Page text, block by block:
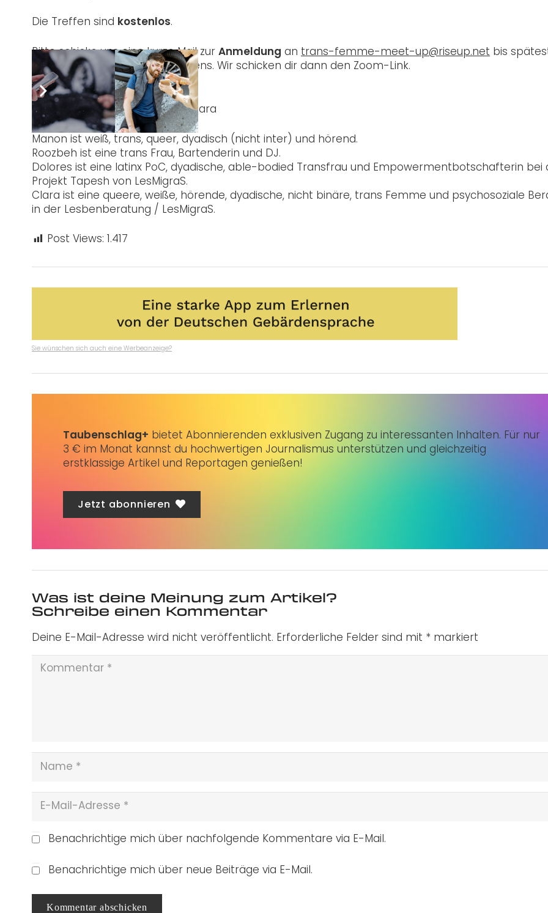
Die Treffen sind kostenlos.
Bitte schicke uns eine kurze Mail zur Anmeldung an trans-femme-meet-up@riseup.net bis
2 Stunden vor Beginn des Treffens. Wir schicken dir dann den Zoom-Link.
Wir freuen uns auf dich!
Manon, Roozbeh, Dolores und Clara
Manon ist weiß, trans, queer, dyadisch (nicht inter) und hörend.
Roozbeh ist eine trans Frau, Bartenderin und DJ.
Dolores ist eine latinx PoC, dyadische, able-bodied Transfrau und Empowermentbotschafterin bei
Projekt Tapesh von LesMigraS.
Clara ist eine queere, weiße, hörende, dyadische, nicht binäre, trans Femme und psychosoziale
in der Lesbenberatung / LesMigraS.
Post Views: 1.417
Sie wünschen sich auch eine Werbeanzeige?
Taubenschlag+ bietet Abonnierenden exklusiven Zugang zu interessanten Inhalten. Für nur
3 € im Monat kannst du hochwertigen Journalismus unterstützen und gleichzeitig
erstklassige Artikel und Reportagen genießen!
Jetzt abonnieren
Was ist deine Meinung zum Artikel?
Schreibe einen Kommentar
Deine E-Mail-Adresse wird nicht veröffentlicht. Erforderliche Felder sind mit * markiert
Benachrichtige mich über nachfolgende Kommentare via E-Mail.
Benachrichtige mich über neue Beiträge via E-Mail.
Kommentar abschicken